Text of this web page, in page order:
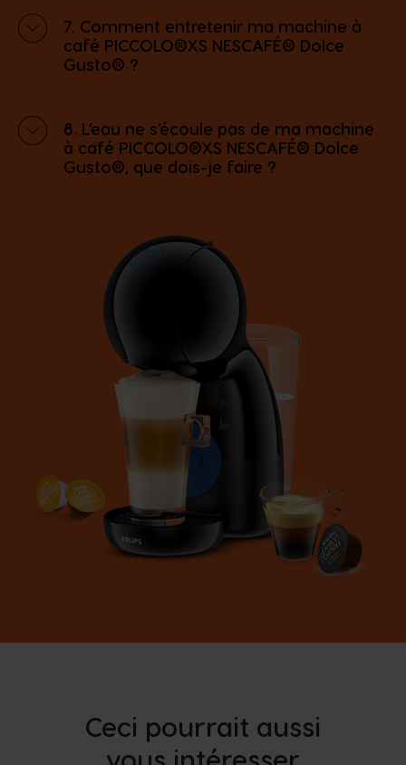
7. Comment entretenir ma machine à
café PICCOLO®XS NESCAFÉ® Dolce
Gusto® ?
8. L’eau ne s’écoule pas de ma machine
à café PICCOLO®XS NESCAFÉ® Dolce
Gusto®, que dois-je faire ?
Ceci pourrait aussi